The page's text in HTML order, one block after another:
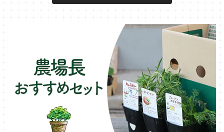
キュウリのコンパニオン
イチゴをおいしく育てたい
タイム・ハーブ苗
マロウ・ハーブ苗
ヒソップ・ハーブ苗
オレガノ・ハーブ苗
樹脂製 / プラ製プランター
ファイバー製プランター
ブリキ製プランター
オーニング
シェード
テーブル・チェア・ベンチ